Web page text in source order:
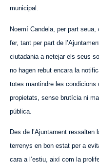
municipal.
Noemí Candela, per part
fer, tant per part de
ciutadania a netejar els seus
no hagen rebut encara la
totes mantindre les
propietats, sense brutícia ni
pública.
Des de l’Ajuntament
terrenys en bon estat per a
cara a l’estiu, així com la